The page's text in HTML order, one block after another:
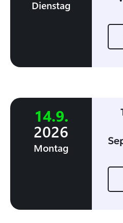
Dienstag
14.9.
2026
Montag